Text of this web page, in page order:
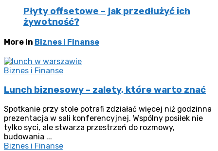
Płyty offsetowe – jak przedłużyć ich
żywotność?
More in Biznes i Finanse
Biznes i Finanse
Lunch biznesowy – zalety, które warto znać
Spotkanie przy stole potrafi zdziałać więcej niż godzinna
prezentacja w sali konferencyjnej. Wspólny posiłek nie
tylko syci, ale stwarza przestrzeń do rozmowy,
budowania ...
Biznes i Finanse